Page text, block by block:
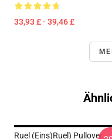
33,93 £ - 39,46 £
Ruel (eins)ruel) Pullover